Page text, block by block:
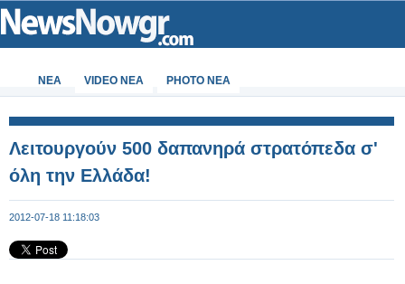
ΝΕΑ VIDEO NEA PHOTO NEA
Λειτουργούν 500 δαπανηρά στρατόπεδα σ'
όλη την Ελλάδα!
2012-07-18 11:18:03